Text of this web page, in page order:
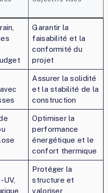
Garantir la
faisabilité et la
conformité du
projet
Assurer la solidité
et la stabilité de la
construction
Optimiser la
performance
énergétique et le
confort thermique
Protéger la
structure et
valoriser